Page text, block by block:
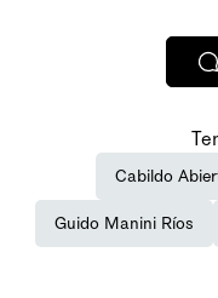
Cabildo
Guido Manini Ríos